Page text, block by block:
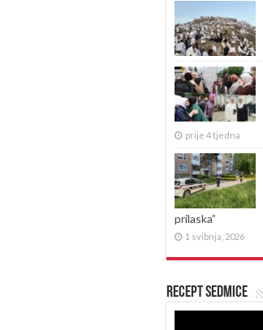
prije 4 tjedna
prilaska”
1 svibnja, 2026
Recept sedmice